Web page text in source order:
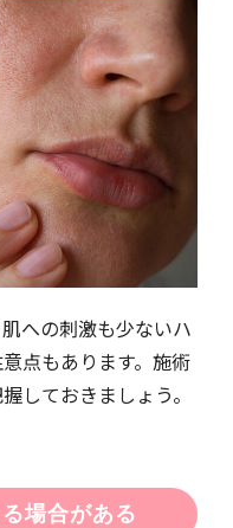
への刺激も少ないハ
点もあります。施術
しておきましょう。
場合がある